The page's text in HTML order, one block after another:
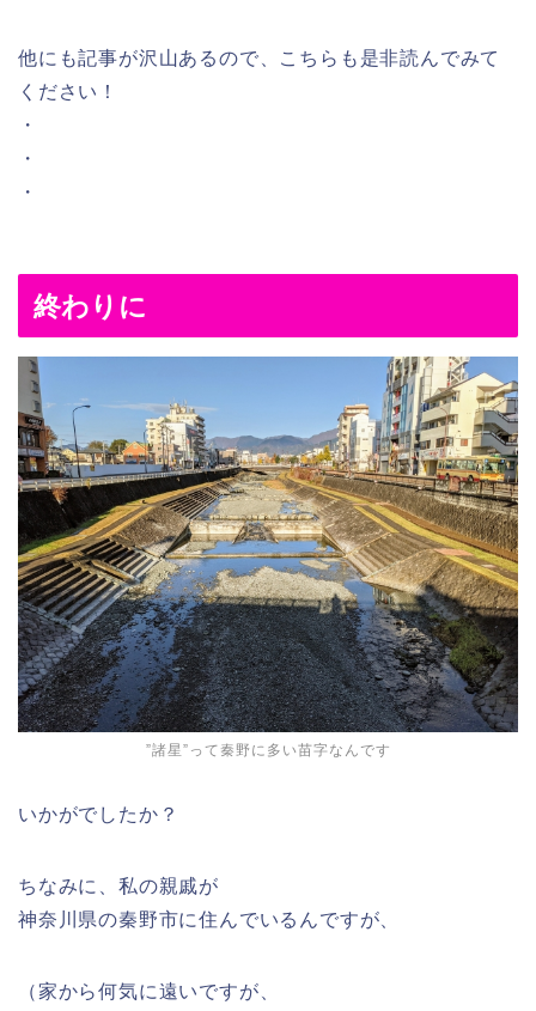
他にも記事が沢山あるので、こちらも是非読んでみて
ください！
・
・
・
終わりに
”諸星”って秦野に多い苗字なんです
いかがでしたか？
ちなみに、私の親戚が
神奈川県の秦野市に住んでいるんですが、
（家から何気に遠いですが、